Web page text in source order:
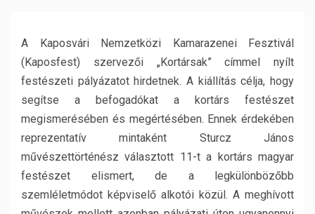
A Kaposvári Nemzetközi Kamarazenei Fesztivál
(Kaposfest) szervezői „Kortársak” címmel nyílt
festészeti pályázatot hirdetnek. A kiállítás célja, hogy
segítse a befogadókat a kortárs festészet
megismerésében és megértésében. Ennek érdekében
reprezentatív mintaként Sturcz János
művészettörténész választott 11-t a kortárs magyar
festészet elismert, de a legkülönbözőbb
szemléletmódot képviselő alkotói közül. A meghívott